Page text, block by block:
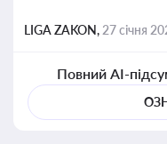
LIGA ZAKON, 27 січня
Повний AI-